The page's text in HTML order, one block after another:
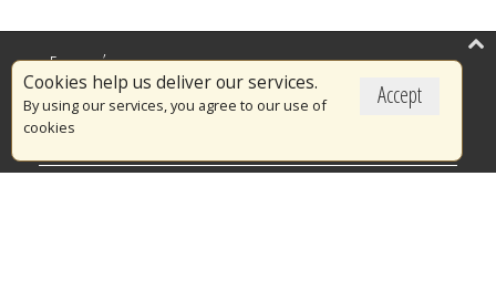
Accept
Cookies help us deliver our services.
By using our services, you agree to our use of
cookies
Επικαιρότητα
Το Πυροσβεστικό Σώμα